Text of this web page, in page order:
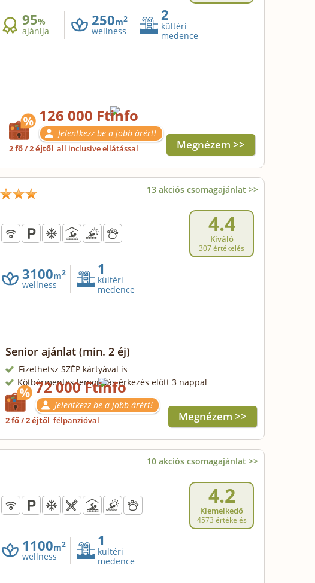
95%
ajánlja
250m2
wellness
2
kültéri
medence
126 000 Ft
Jelentkezz be a jobb árért!
2 fő / 2 éjtől all inclusive ellátással Megnézem >>
13 akciós csomagajánlat >>
4.4
Kiváló
307 értékelés
3100m2
wellness
1
kültéri
medence
Senior ajánlat (min. 2 éj)
Fizethetsz SZÉP kártyával is
Kötbérmentes lemondás érkezés előtt 3 nappal
72 000 Ft
Jelentkezz be a jobb árért!
2 fő / 2 éjtől félpanzióval Megnézem >>
10 akciós csomagajánlat >>
4.2
Kiemelkedő
4573 értékelés
1100m2
wellness
1
kültéri
medence